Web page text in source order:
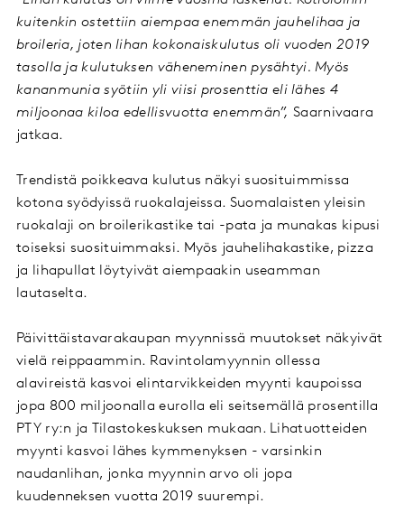
kuitenkin ostettiin aiempaa enemmän jauhelihaa ja
broileria, joten lihan kokonaiskulutus oli vuoden 2019
tasolla ja kulutuksen väheneminen pysähtyi. Myös
kananmunia syötiin yli viisi prosenttia eli lähes 4
miljoonaa kiloa edellisvuotta enemmän”, Saarnivaara
jatkaa.
Trendistä poikkeava kulutus näkyi suosituimmissa
kotona syödyissä ruokalajeissa. Suomalaisten yleisin
ruokalaji on broilerikastike tai -pata ja munakas kipusi
toiseksi suosituimmaksi. Myös jauhelihakastike, pizza
ja lihapullat löytyivät aiempaakin useamman
lautaselta.
Päivittäistavarakaupan myynnissä muutokset näkyivät
vielä reippaammin. Ravintolamyynnin ollessa
alavireistä kasvoi elintarvikkeiden myynti kaupoissa
jopa 800 miljoonalla eurolla eli seitsemällä prosentilla
PTY ry:n ja Tilastokeskuksen mukaan. Lihatuotteiden
myynti kasvoi lähes kymmenyksen - varsinkin
naudanlihan, jonka myynnin arvo oli jopa
kuudenneksen vuotta 2019 suurempi.